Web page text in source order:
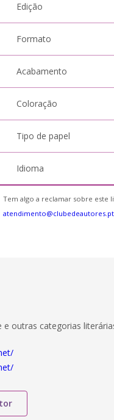
Edição
Formato
Acabamento
Coloração
Tipo de papel
Idioma
Tem algo a reclamar sobre este
atendimento@clubedeautores.pt
outras categorias